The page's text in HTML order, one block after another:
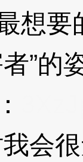
要
”的
会很